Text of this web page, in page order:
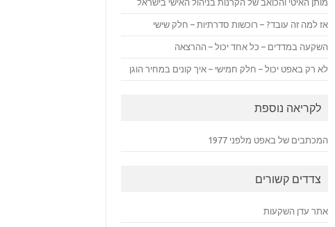
מותן האיטי והכואב של הקרנות בניהול האישי בישראל
אז למה זה עובד? – רוכשות סדרתיות – חלק שישי
השקעה במדדים – כל אחד יכול – ההרצאה
לא רק באפט יכול – חלק חמישי – איך קונים במחיר הוגן
לקריאה נוספת
המכתבים של באפט מלפני 1977
צדדים קשורים
אתר עדן השקעות